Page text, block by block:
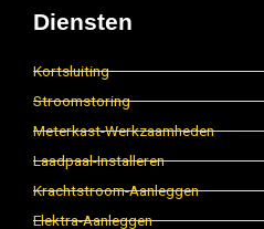
Diensten
Kortsluiting
Stroomstoring
Meterkast-Werkzaamheden
Laadpaal-Installeren
Krachtstroom-Aanleggen
Elektra-Aanleggen